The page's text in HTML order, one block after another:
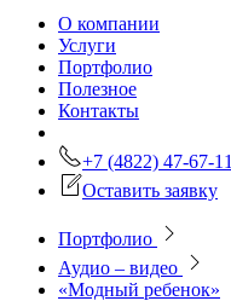
О компании
Услуги
Портфолио
Полезное
Контакты
+7 (4822) 47-67-11
Оставить заявку
Портфолио
Аудио – видео
«Модный ребенок»